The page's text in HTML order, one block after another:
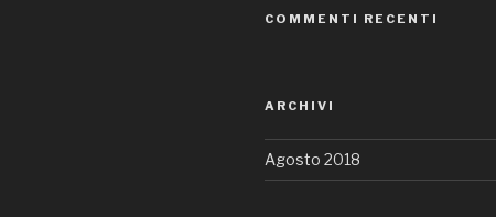
COMMENTI RECENTI
ARCHIVI
Agosto 2018